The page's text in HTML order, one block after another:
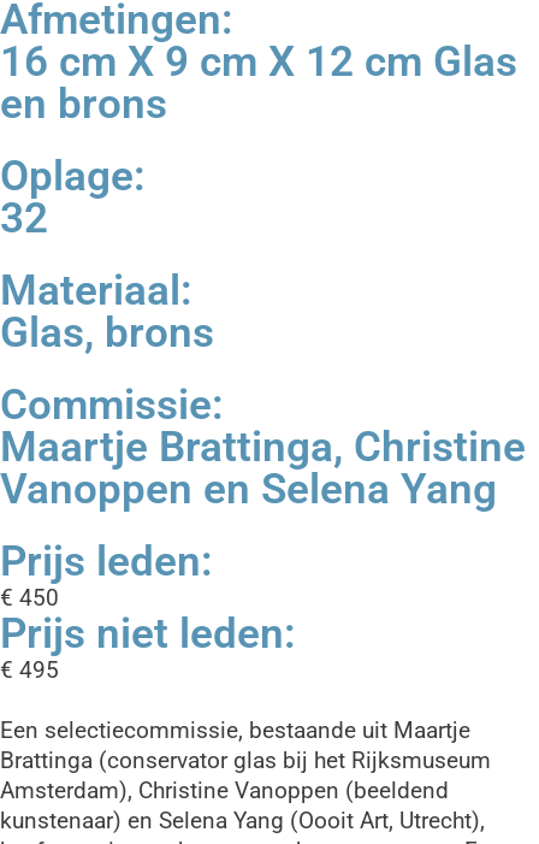
Afmetingen:
16 cm X 9 cm X 12 cm Glas
en brons
Oplage:
32
Materiaal:
Glas, brons
Commissie:
Maartje Brattinga, Christine
Vanoppen en Selena Yang
Prijs leden:
€ 450
Prijs niet leden:
€ 495
Een selectiecommissie, bestaande uit Maartje
Brattinga (conservator glas bij het Rijksmuseum
Amsterdam), Christine Vanoppen (beeldend
kunstenaar) en Selena Yang (Oooit Art, Utrecht),